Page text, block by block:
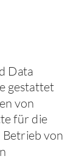
Data
gestattet
von
für die
Betrieb von